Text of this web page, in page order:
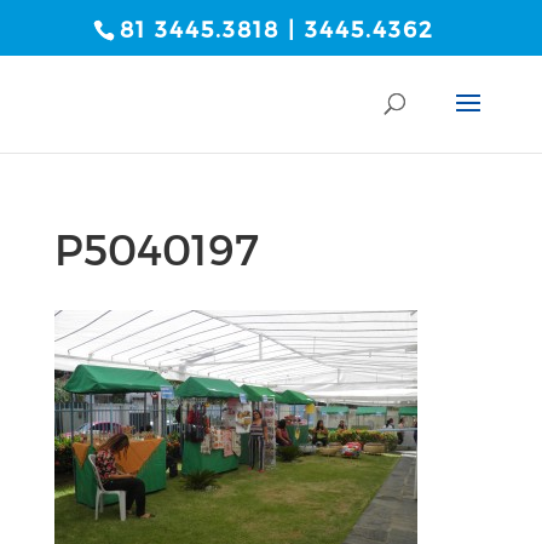
81 3445.3818 | 3445.4362
P5040197